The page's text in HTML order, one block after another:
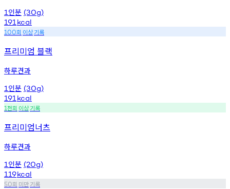
1 인분 (30g)
191 kcal
100회 이상기록
프리미엄 블랙
하루견과
1 인분 (30g)
191 kcal
1천회 이상기록
프리미엄너츠
하루견과
1 인분 (20g)
119kcal
50회 미만기록